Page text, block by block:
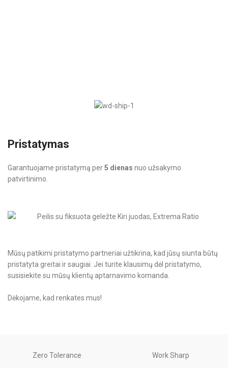
Pristatymas
Garantuojame pristatymą per5 dienas nuo užsakymo
patvirtinimo.
Mūsų patikimi pristatymo partneriai užtikrina, kad jūsų siunta būtų
pristatyta greitai ir saugiai. Jei turite klausimų dėl pristatymo,
susisiekite su mūsų klientų aptarnavimo komanda.
Dėkojame, kad renkates mus!
Zero Tolerance Work Sharp